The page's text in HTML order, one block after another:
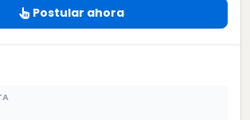
Postular ahora